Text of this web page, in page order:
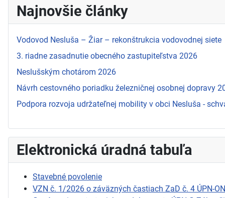
Najnovšie články
Vodovod Nesluša – Žiar – rekonštrukcia vodovodnej siete
3. riadne zasadnutie obecného zastupiteľstva 2026
Neslušským chotárom 2026
Návrh cestovného poriadku železničnej osobnej dopravy
Podpora rozvoja udržateľnej mobility v obci Nesluša -
Elektronická úradná tabuľa
Stavebné povolenie
VZN č. 1/2026 o záväzných častiach ZaD č. 4 ÚPN-ON